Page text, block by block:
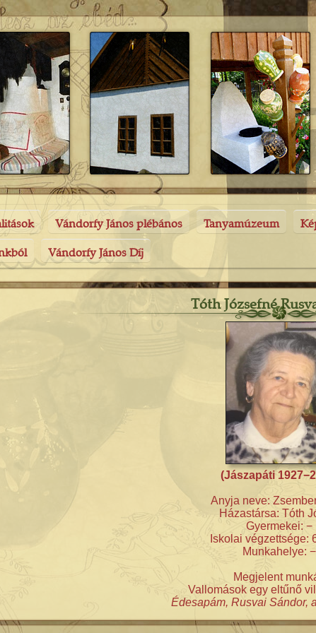
Vándorfy János plébános Tanyamúzeum
Vándorfy János Díj
Tóth Józsefné
(Jászapáti
Anyja neve:
Házastársa: Tóth
Gyermekei: −
Iskolai végzettsége:
Munkahelye: −
Megjelent
Vallomások egy eltűnő
Édesapám, Rusvai Sándor,